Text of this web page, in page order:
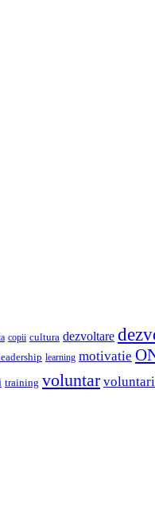
copii cultura dezvoltare
learning motivatie
training voluntar voluntari